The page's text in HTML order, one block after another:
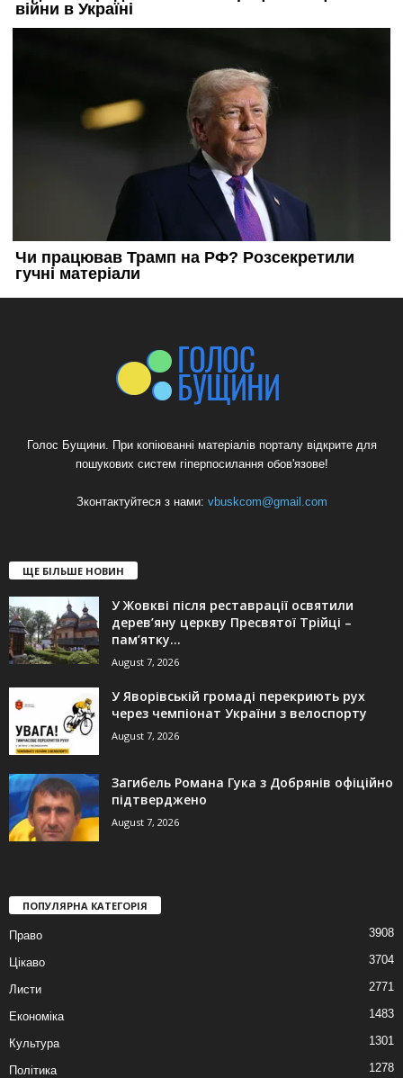
Голос Бущини. При копіюванні матеріалів порталу відкрите для
пошукових систем гіперпосилання обов'язове!
Зконтактуйтеся з нами: vbuskcom@gmail.com
ЩЕ БІЛЬШЕ НОВИН
У Жовкві після реставрації освятили
дерев’яну церкву Пресвятої Трійці –
пам’ятку...
August 7, 2026
У Яворівській громаді перекриють рух
через чемпіонат України з велоспорту
August 7, 2026
Загибель Романа Гука з Добрянів офіційно
підтверджено
August 7, 2026
ПОПУЛЯРНА КАТЕГОРІЯ
Право 3908
Цікаво 3704
Листи 2771
Економіка 1483
Культура 1301
Політика 1278